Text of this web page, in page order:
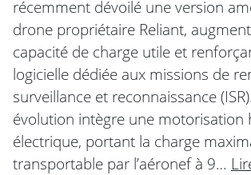
récemment dévoilé une version
drone propriétaire Reliant,
capacité de charge utile et
logicielle dédiée aux missions de
surveillance et reconnaissance
évolution intègre une motorisation
électrique, portant la charge
transportable par l’aéronef à 9…